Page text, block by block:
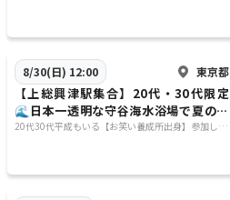
8/30(日) 12:00 東京都
【上総興津駅集合】20代・30代限定
🌊日本一透明な守谷海水浴場で夏の思
い出作ろう✨
20代30代平成もいる【お笑い養成所出身】参加しや